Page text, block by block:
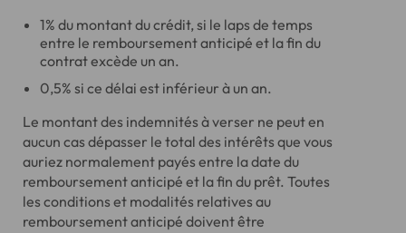
1% du montant du crédit, si le laps de temps
entre le remboursement anticipé et la fin du
contrat excède un an.
0,5% si ce délai est inférieur à un an.
Le montant des indemnités à verser ne peut en
aucun cas dépasser le total des intérêts que vous
auriez normalement payés entre la date du
remboursement anticipé et la fin du prêt. Toutes
les conditions et modalités relatives au
remboursement anticipé doivent être